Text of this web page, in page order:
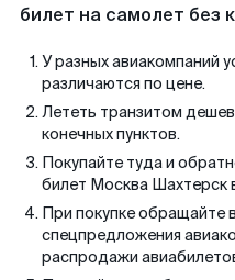
билет на самолет без
У разных авиакомпаний
различаются по цене.
Лететь транзитом
конечных пунктов.
Покупайте туда и
билет Москва Шахтерск
При покупке обращайте
спецпредложения
распродажи